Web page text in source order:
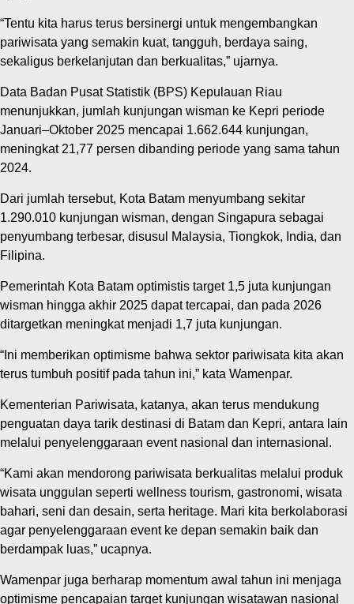
“Tentu kita harus terus bersinergi untuk mengembangkan
pariwisata yang semakin kuat, tangguh, berdaya saing,
sekaligus berkelanjutan dan berkualitas,” ujarnya.
Data Badan Pusat Statistik (BPS) Kepulauan Riau
menunjukkan, jumlah kunjungan wisman ke Kepri periode
Januari–Oktober 2025 mencapai 1.662.644 kunjungan,
meningkat 21,77 persen dibanding periode yang sama tahun
2024.
Dari jumlah tersebut, Kota Batam menyumbang sekitar
1.290.010 kunjungan wisman, dengan Singapura sebagai
penyumbang terbesar, disusul Malaysia, Tiongkok, India, dan
Filipina.
Pemerintah Kota Batam optimistis target 1,5 juta kunjungan
wisman hingga akhir 2025 dapat tercapai, dan pada 2026
ditargetkan meningkat menjadi 1,7 juta kunjungan.
“Ini memberikan optimisme bahwa sektor pariwisata kita akan
terus tumbuh positif pada tahun ini,” kata Wamenpar.
Kementerian Pariwisata, katanya, akan terus mendukung
penguatan daya tarik destinasi di Batam dan Kepri, antara lain
melalui penyelenggaraan event nasional dan internasional.
“Kami akan mendorong pariwisata berkualitas melalui produk
wisata unggulan seperti wellness tourism, gastronomi, wisata
bahari, seni dan desain, serta heritage. Mari kita berkolaborasi
agar penyelenggaraan event ke depan semakin baik dan
berdampak luas,” ucapnya.
Wamenpar juga berharap momentum awal tahun ini menjaga
optimisme pencapaian target kunjungan wisatawan nasional